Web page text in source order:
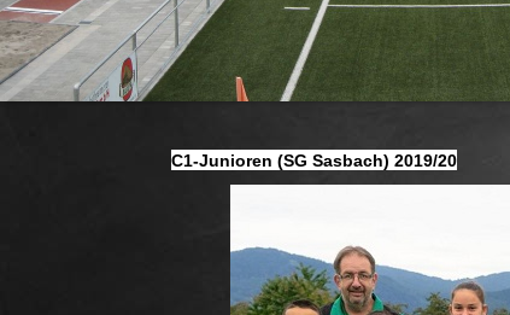
C1-Junioren (SG Sasbach) 2019/20